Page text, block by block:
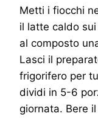
Metti i fiocchi
il latte caldo
al composto
Lasci il
frigorifero per
dividi in 5-6
giornata. Bere